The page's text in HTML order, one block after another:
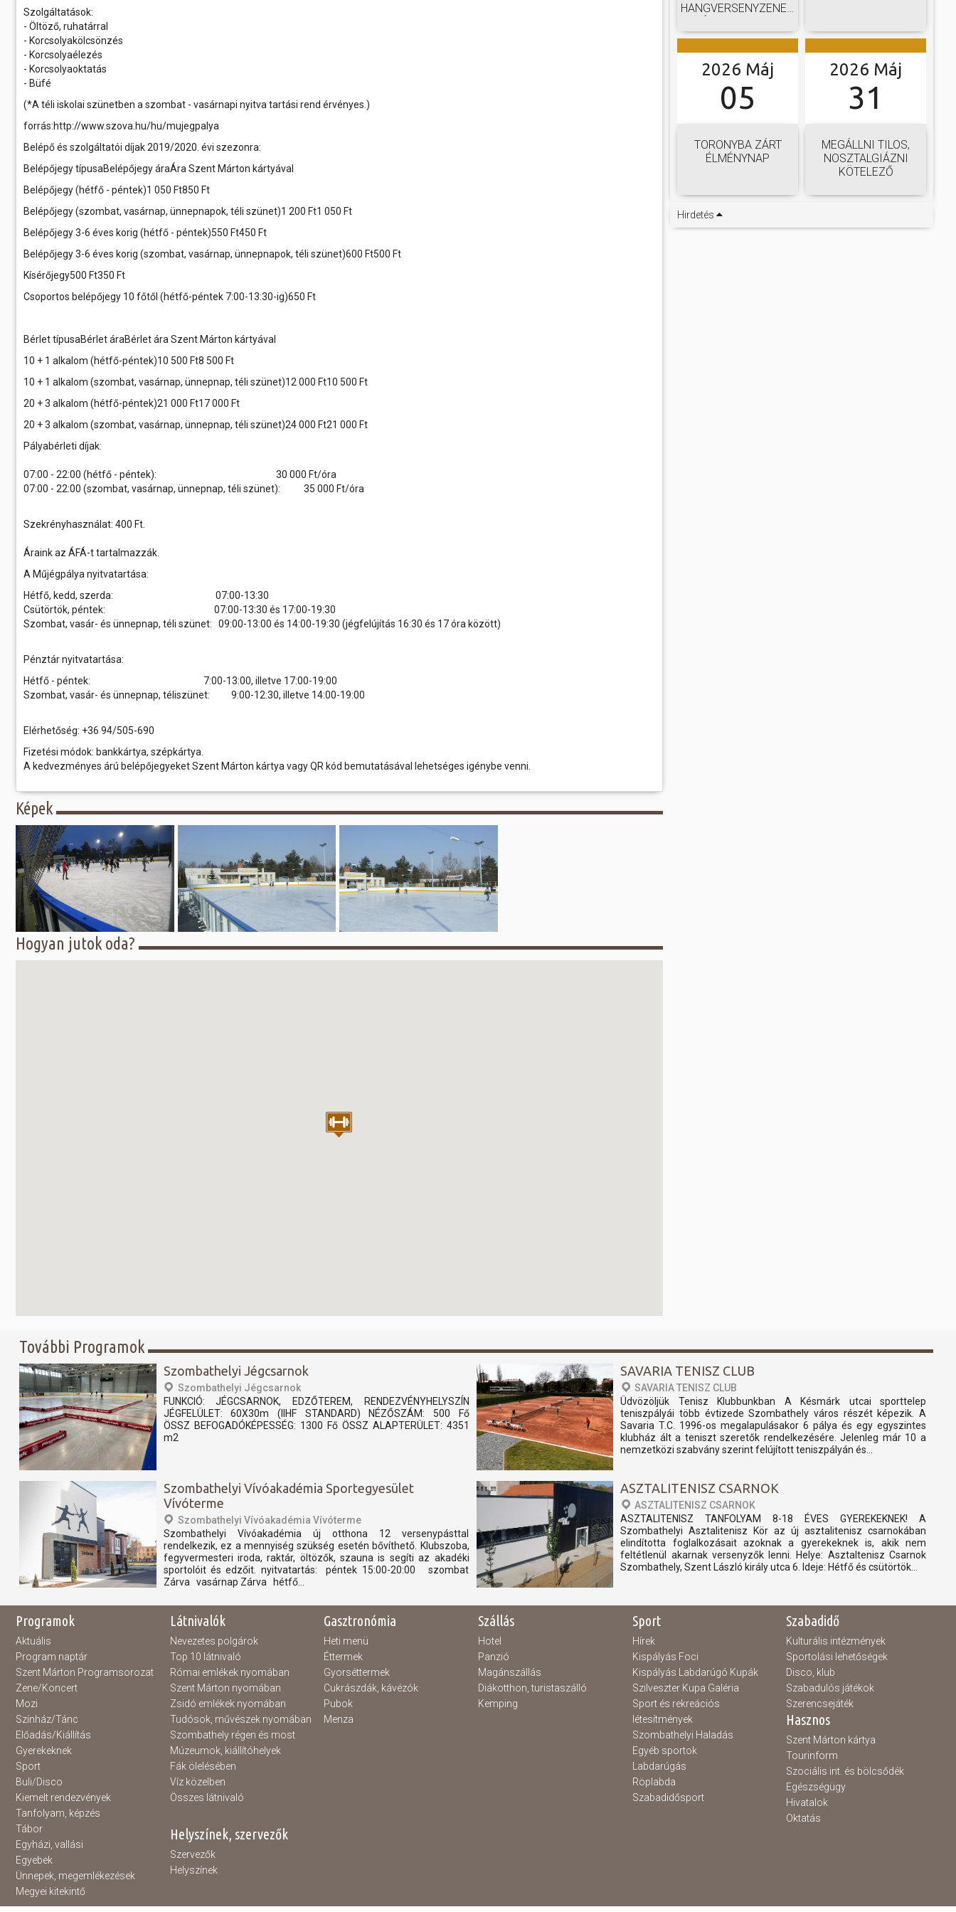
HANGVERSENYZENEKARI
2026 Máj
05
TORONYBA ZÁRT
ÉLMÉNYNAP
2026 Máj
31
MEGÁLLNI TILOS,
NOSZTALGIÁZNI
KÖTELEZŐ
Hirdetés
Szolgáltatások:
- Öltöző, ruhatárral
- Korcsolyakölcsönzés
- Korcsolyaélezés
- Korcsolyaoktatás
- Büfé
(*A téli iskolai szünetben a szombat - vasárnapi nyitva tartási rend érvényes.)
forrás:http://www.szova.hu/hu/mujegpalya
Belépő és szolgáltatói díjak 2019/2020. évi szezonra:
Belépőjegy típusaBelépőjegy áraÁra Szent Márton kártyával
Belépőjegy (hétfő - péntek)1 050 Ft850 Ft
Belépőjegy (szombat, vasárnap, ünnepnapok, téli szünet)1 200 Ft1 050 Ft
Belépőjegy 3-6 éves korig (hétfő - péntek)550 Ft450 Ft
Belépőjegy 3-6 éves korig (szombat, vasárnap, ünnepnapok, téli szünet)600 Ft500 Ft
Kísérőjegy500 Ft350 Ft
Csoportos belépőjegy 10 főtől (hétfő-péntek 7:00-13:30-ig)650 Ft
Bérlet típusaBérlet áraBérlet ára Szent Márton kártyával
10 + 1 alkalom (hétfő-péntek)10 500 Ft8 500 Ft
10 + 1 alkalom (szombat, vasárnap, ünnepnap, téli szünet)12 000 Ft10 500 Ft
20 + 3 alkalom (hétfő-péntek)21 000 Ft17 000 Ft
20 + 3 alkalom (szombat, vasárnap, ünnepnap, téli szünet)24 000 Ft21 000 Ft
Pályabérleti díjak:
07:00 - 22:00 (hétfő - péntek): 30 000 Ft/óra
07:00 - 22:00 (szombat, vasárnap, ünnepnap, téli szünet): 35 000 Ft/óra
Szekrényhasználat: 400 Ft.
Áraink az ÁFÁ-t tartalmazzák.
A Műjégpálya nyitvatartása:
Hétfő, kedd, szerda: 07:00-13:30
Csütörtök, péntek: 07:00-13:30 és 17:00-19:30
Szombat, vasár- és ünnepnap, téli szünet: 09:00-13:00 és 14:00-19:30 (jégfelújítás 16:30 és 17 óra között)
Pénztár nyitvatartása:
Hétfő - péntek: 7:00-13:00, illetve 17:00-19:00
Szombat, vasár- és ünnepnap, téliszünet: 9:00-12:30, illetve 14:00-19:00
Elérhetőség: +36 94/505-690
Fizetési módok: bankkártya, szépkártya.
A kedvezményes árú belépőjegyeket Szent Márton kártya vagy QR kód bemutatásával lehetséges igénybe venni.
Képek
Hogyan jutok oda?
További Programok
Szombathelyi Jégcsarnok
Szombathelyi Jégcsarnok
FUNKCIÓ: JÉGCSARNOK, EDZŐTEREM, RENDEZVÉNYHELYSZÍN
JÉGFELÜLET: 60X30m (IIHF STANDARD) NÉZŐSZÁM: 500 Fő
ÖSSZ BEFOGADÓKÉPESSÉG: 1300 Fő ÖSSZ ALAPTERÜLET: 4351
m2
SAVARIA TENISZ CLUB
SAVARIA TENISZ CLUB
Üdvözöljük Tenisz Klubbunkban A Késmárk utcai sporttelep
teniszpályái több évtizede Szombathely város részét képezik. A
Savaria T.C. 1996-os megalapulásakor 6 pálya és egy egyszintes
klubház ált a teniszt szeretők rendelkezésére. Jelenleg már 10 a
nemzetközi szabvány szerint felújított teniszpályán és...
Szombathelyi Vívóakadémia Sportegyesület
Vívóterme
Szombathelyi Vívóakadémia Vívóterme
Szombathelyi Vívóakadémia új otthona 12 versenypásttal
rendelkezik, ez a mennyiség szükség esetén bővíthető. Klubszoba,
fegyvermesteri iroda, raktár, öltözők, szauna is segíti az akadéki
sportolóit és edzőit. nyitvatartás: péntek 15:00-20:00 szombat
Zárva vasárnap Zárva hétfő...
ASZTALITENISZ CSARNOK
ASZTALITENISZ CSARNOK
ASZTALITENISZ TANFOLYAM 8-18 ÉVES GYEREKEKNEK! A
Szombathelyi Asztalitenisz Kör az új asztalitenisz csarnokában
elindította foglalkozásait azoknak a gyerekeknek is, akik nem
feltétlenül akarnak versenyzők lenni. Helye: Asztaltenisz Csarnok
Szombathely, Szent László király utca 6. Ideje: Hétfő és csütörtök...
Programok
Aktuális
Program naptár
Szent Márton Programsorozat
Zene/Koncert
Mozi
Színház/Tánc
Előadás/Kiállítás
Gyerekeknek
Sport
Buli/Disco
Kiemelt rendezvények
Tanfolyam, képzés
Tábor
Egyházi, vallási
Egyebek
Ünnepek, megemlékezések
Megyei kitekintő
Látnivalók
Nevezetes polgárok
Top 10 látnivaló
Római emlékek nyomában
Szent Márton nyomában
Zsidó emlékek nyomában
Tudósok, művészek nyomában
Szombathely régen és most
Múzeumok, kiállítóhelyek
Fák ölelésében
Víz közelben
Összes látnivaló
Gasztronómia
Heti menü
Éttermek
Gyorséttermek
Cukrászdák, kávézók
Pubok
Menza
Szállás
Hotel
Panzió
Magánszállás
Diákotthon, turistaszálló
Kemping
Sport
Hírek
Kispályás Foci
Kispályás Labdarúgó Kupák
Szilveszter Kupa Galéria
Sport és rekreációs
létesítmények
Szombathelyi Haladás
Egyéb sportok
Labdarúgás
Röplabda
Szabadidősport
Szabadidő
Kulturális intézmények
Sportolási lehetőségek
Disco, klub
Szabadulós játékok
Szerencsejáték
Hasznos
Szent Márton kártya
Tourinform
Szociális int. és bölcsődék
Egészségügy
Hivatalok
Oktatás
Helyszínek, szervezők
Szervezők
Helyszínek